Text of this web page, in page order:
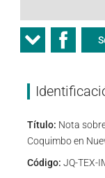
Título: Nota
Coquimbo en
Código: JQ-TEX-